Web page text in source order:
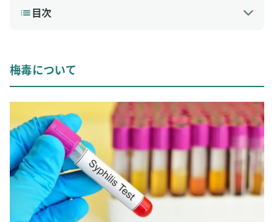
目次
2 水素吸入が梅毒の進行予防や治療に役立つ可能性
酸化ストレスが梅毒の進行に関わっている？
抗酸化物質が梅毒の症状を和らげる？
【私はこう考える】水素吸入と梅毒
梅毒について